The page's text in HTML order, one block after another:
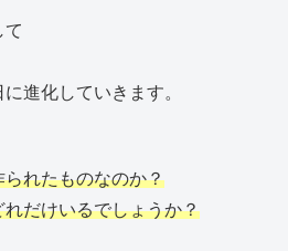
て
進化していきます。
れたものなのか？
だけいるでしょうか？